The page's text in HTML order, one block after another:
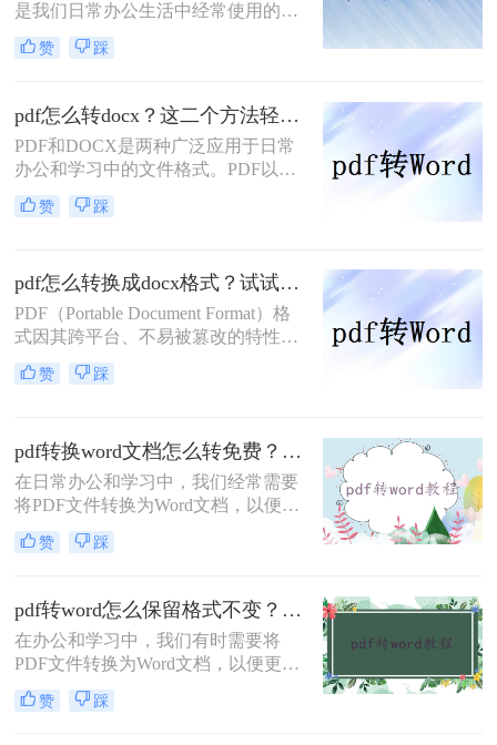
是我们日常办公生活中经常使用的两
种文档格式。有时候，我们需要将一
个PDF文件转换成Word格式，以便于
到过一个问题，那就是在转换过程
中，文件的排版变得凌乱不堪，甚至
使得内容无法阅读。那么如何保证pdf
转word排版不乱呢？，今天我将给大
家介绍三个方法，来确保PDF转Word
时排版不乱。
赞 踩
pdf怎么转docx？这二个方法轻松搞定！
PDF和DOCX是两种广泛应用于日常
办公和学习中的文件格式。PDF以其
跨平台、不易被篡改的特性，成为了
许多正式文档的首选格式；而DOCX
我们可能需要将PDF文档转换为
DOCX格式，以便进行进一步的编辑
和修改。那么，PDF怎么转DOCX
换的方法与步骤。
赞 踩
pdf怎么转换成docx格式？试试这三个转换方法！
PDF（Portable Document Format）格
式因其跨平台、不易被篡改的特性，
在日常生活和工作中被广泛应用。然
而，当我们需要编辑或修改PDF文件
作。因此，将PDF转换成DOCX格式
成为了一个常见的需求。那么pdf怎么
转换成docx格式呢？本文将介绍几种
一些注意事项。
赞 踩
pdf转换word文档怎么转免费？这三个方法分享给你！
在日常办公和学习中，我们经常需要
将PDF文件转换为Word文档，以便于
编辑和修改内容。虽然市面上有很多
专业的PDF转Word工具，但不少用户
么pdf转换word文档怎么转免费呢？本
文将介绍三种免费的PDF转Word方
法，帮助您轻松实现文件格式转换。
赞 踩
pdf转word怎么保留格式不变？这3种方法，任你选择！
​在办公和学习中，我们有时需要将
PDF文件转换为Word文档，以便更好
地编辑和修改内容。然而，很多转换
工具在转换过程中往往无法完全保留
赞 踩